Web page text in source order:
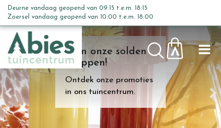
n
c
o
n
t
e
Kom onze solden
shoppen!
Ontdek onze promoties
in ons tuincentrum.
Deurne vandaag geopend van 09:15 t.e.m. 18:15
Zoersel vandaag geopend van 10:00 t.e.m. 18:00